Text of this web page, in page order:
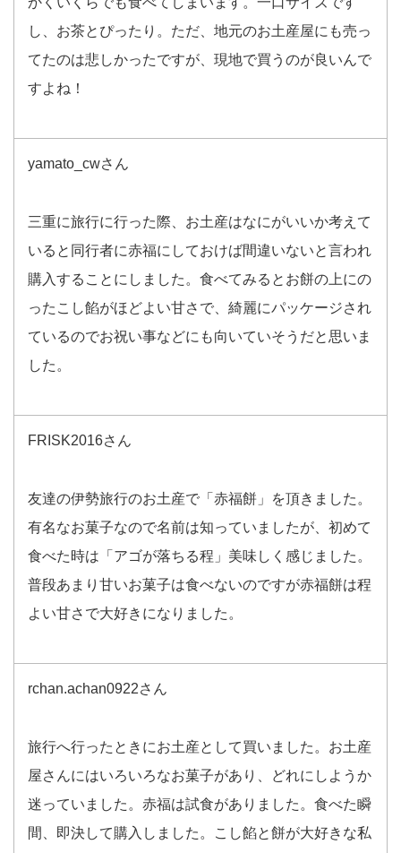
し、お茶とぴったり。ただ、地元のお土産屋にも売っ
てたのは悲しかったですが、現地で買うのが良いんで
すよね！
yamato_cwさん
三重に旅行に行った際、お土産はなにがいいか考えて
いると同行者に赤福にしておけば間違いないと言われ
購入することにしました。食べてみるとお餅の上にの
ったこし餡がほどよい甘さで、綺麗にパッケージされ
ているのでお祝い事などにも向いていそうだと思いま
した。
FRISK2016さん
友達の伊勢旅行のお土産で「赤福餅」を頂きました。
有名なお菓子なので名前は知っていましたが、初めて
食べた時は「アゴが落ちる程」美味しく感じました。
普段あまり甘いお菓子は食べないのですが赤福餅は程
よい甘さで大好きになりました。
rchan.achan0922さん
旅行へ行ったときにお土産として買いました。お土産
屋さんにはいろいろなお菓子があり、どれにしようか
迷っていました。赤福は試食がありました。食べた瞬
間、即決して購入しました。こし餡と餅が大好きな私